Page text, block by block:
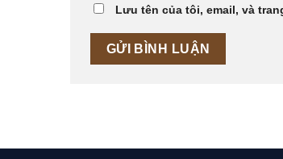
Lưu tên của tôi, email, và